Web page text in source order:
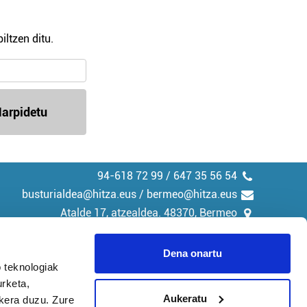
duzu. Zure
Dena onartu
Aukeratu
ditu.
94-618 72 99 / 647 35 56 54
busturialdea@hitza.eus / bermeo@hitza.eus
Atalde 17, atzealdea. 48370, Bermeo
Cookieak